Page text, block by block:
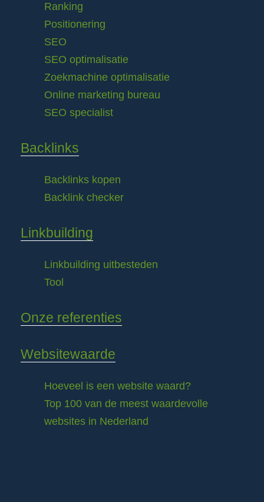
Ranking
Positionering
SEO
SEO optimalisatie
Zoekmachine optimalisatie
Online marketing bureau
SEO specialist
Backlinks
Backlinks kopen
Backlink checker
Linkbuilding
Linkbuilding uitbesteden
Tool
Onze referenties
Websitewaarde
Hoeveel is een website waard?
Top 100 van de meest waardevolle
websites in Nederland